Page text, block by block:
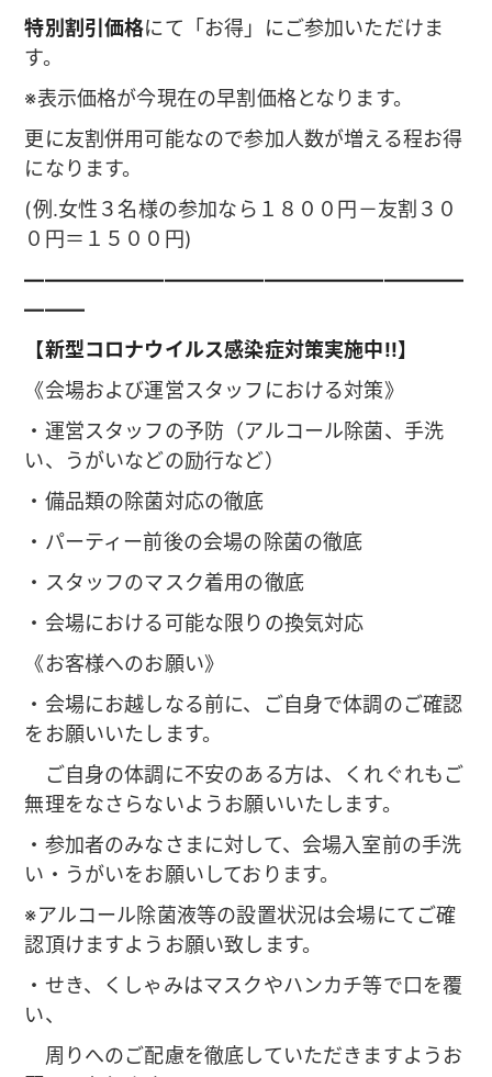
特別割引価格にて「お得」にご参加いただけま
す。
※表示価格が今現在の早割価格となります。
更に友割併用可能なので参加人数が増える程お得
になります。
(例.女性３名様の参加なら１８００円－友割３０
０円＝１５００円)
——————————————————————
———
【新型コロナウイルス感染症対策実施中!!】
《会場および運営スタッフにおける対策》
・運営スタッフの予防（アルコール除菌、手洗
い、うがいなどの励行など）
・備品類の除菌対応の徹底
・パーティー前後の会場の除菌の徹底
・スタッフのマスク着用の徹底
・会場における可能な限りの換気対応
《お客様へのお願い》
・会場にお越しなる前に、ご自身で体調のご確認
をお願いいたします。
ご自身の体調に不安のある方は、くれぐれもご
無理をなさらないようお願いいたします。
・参加者のみなさまに対して、会場入室前の手洗
い・うがいをお願いしております。
※アルコール除菌液等の設置状況は会場にてご確
認頂けますようお願い致します。
・せき、くしゃみはマスクやハンカチ等で口を覆
い、
周りへのご配慮を徹底していただきますようお